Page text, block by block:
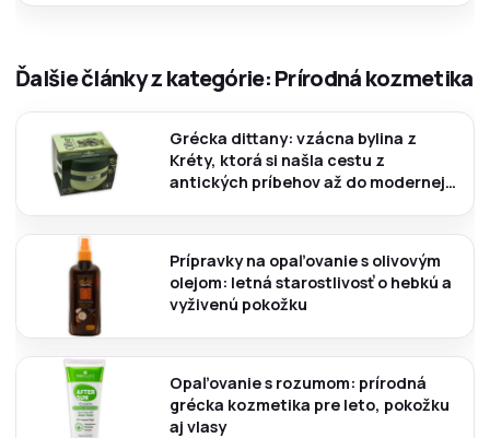
Ďalšie články z kategórie: Prírodná kozmetika
Grécka dittany: vzácna bylina z
Kréty, ktorá si našla cestu z
antických príbehov až do modernej
Prípravky na opaľovanie s olivovým
olejom: letná starostlivosť o hebkú a
vyživenú pokožku
Opaľovanie s rozumom: prírodná
grécka kozmetika pre leto, pokožku
aj vlasy